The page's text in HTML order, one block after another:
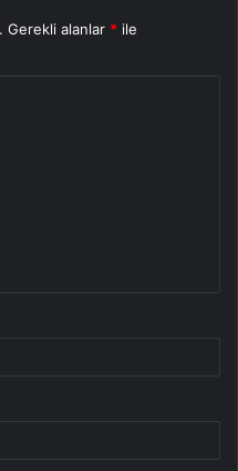
Gerekli alanlar * ile